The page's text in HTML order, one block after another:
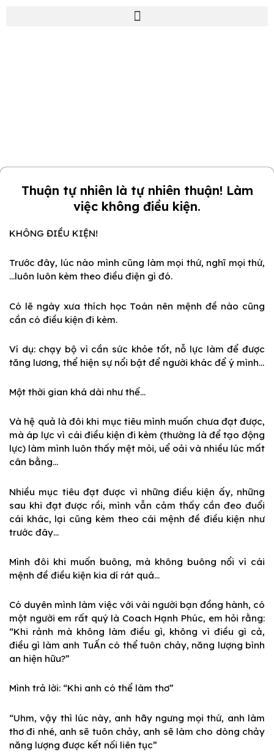
Thuận tự nhiên là tự nhiên thuận! Làm
việc không điều kiện.
KHÔNG ĐIỀU KIỆN!
Trước đây, lúc nào mình cũng làm mọi thứ, nghĩ mọi thứ,
…luôn luôn kèm theo điều điện gì đó.
Có lẽ ngày xưa thích học Toán nên mệnh đề nào cũng
cần có điều kiện đi kèm.
Ví dụ: chạy bộ vì cần sức khỏe tốt, nỗ lực làm để được
tăng lương, thể hiện sự nổi bật để người khác để ý mình…
Một thời gian khá dài như thế…
Và hệ quả là đôi khi mục tiêu mình muốn chưa đạt được,
mà áp lực vì cái điều kiện đi kèm (thường là để tạo động
lực) làm mình luôn thấy mệt mỏi, uể oải và nhiều lúc mất
cân bằng…
Nhiều mục tiêu đạt được vì những điều kiện ấy, những
sau khi đạt được rồi, mình vẫn cảm thấy cần đeo đuổi
cái khác, lại cũng kèm theo cái mệnh đề điều kiện như
trước đây…
Mình đôi khi muốn buông, mà không buông nổi vì cái
mệnh đề điều kiện kia dí rát quá…
Có duyên mình làm việc với vài người bạn đồng hành, có
một người em rất quý là Coach Hạnh Phúc, em hỏi rằng:
“Khi rảnh mà không làm điều gì, không vì điều gì cả,
điều gì làm anh TuẤn có thể tuôn chảy, năng lượng bình
an hiện hữu?”
Mình trả lời: “Khi anh có thể làm thơ”
“Uhm, vậy thì lúc này, anh hãy ngưng mọi thứ, anh làm
thơ đi nhé, anh sẽ tuôn chảy, anh sẽ làm cho dòng chảy
năng lượng được kết nối liên tục”